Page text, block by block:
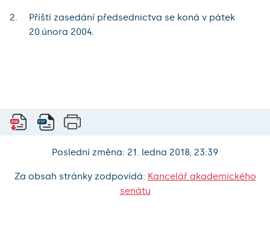
Příští zasedání předsednictva se koná v pátek
20.února 2004.
Poslední změna: 21. ledna 2018, 23:39
Za obsah stránky zodpovídá: Kancelář akademického
senátu